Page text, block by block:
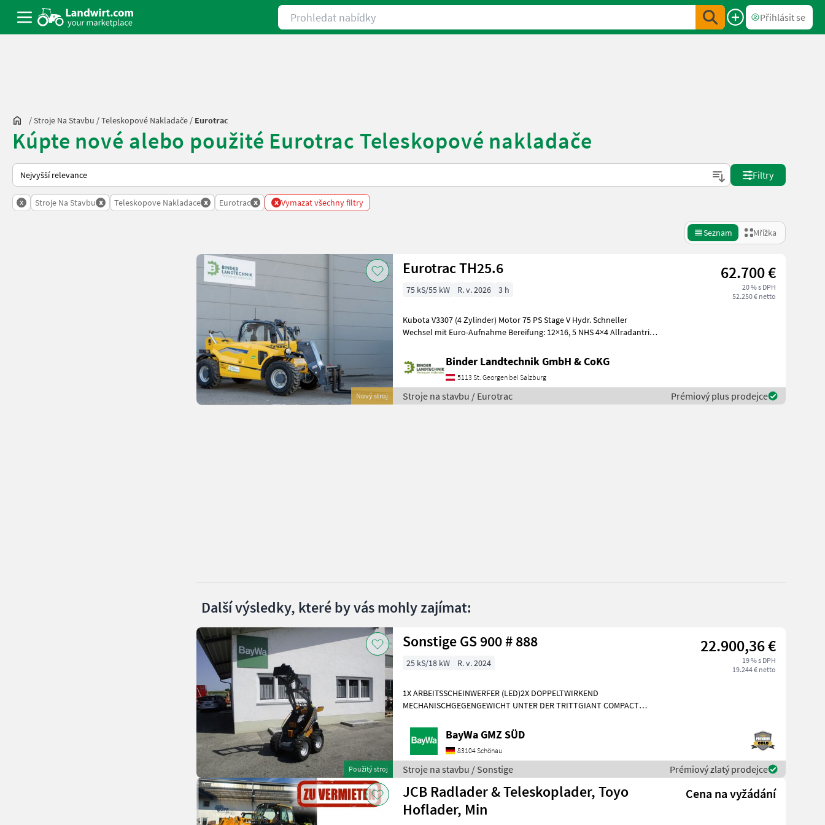
Prohledat nabídky
Přihlásit se
/Stroje Na Stavbu /Teleskopové Nakladače / Eurotrac
Kúpte nové alebo použité Eurotrac Teleskopové nakladače
Takto se řadí nabídky na Landwirt.com
Filtry
x Stroje Na Stavbu x Teleskopove Nakladace x Eurotrac x x Vymazat všechny filtry
Seznam Mřížka
Nový stroj
Eurotrac TH25.6 62.700 €
20 % s DPH
52.250 € netto
75 kS/55 kW R. v. 2026 3 h
Kubota V3307 (4 Zylinder) Motor 75 PS Stage V Hydr. Schneller
Wechsel mit Euro-Aufnahme Bereifung: 12×16, 5 NHS 4×4 Allradantrieb
Binder Landtechnik GmbH & CoKG
5113 St. Georgen bei Salzburg
Stroje na stavbu / Eurotrac Prémiový plus prodejce
Další výsledky, které by vás mohly zajímat:
Použitý stroj
Sonstige GS 900 # 888 22.900,36 €
19 % s DPH
19.244 € netto
25 kS/18 kW R. v. 2024
1X ARBEITSSCHEINWERFER (LED)2X DOPPELTWIRKEND
MECHANISCHGEGENGEWICHT UNTER DER TRITTGIANT COMPACT
Dreizylinderdieselmotor, Typ
BayWa GMZ SÜD
83104 Schönau
Stroje na stavbu / Sonstige Prémiový zlatý prodejce
JCB Radlader & Teleskoplader, Toyo
Hoflader, Min
Cena na vyžádání